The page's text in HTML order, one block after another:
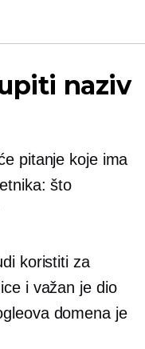
naziv
pitanje koje ima
što
koristiti za
i važan je dio
domena je